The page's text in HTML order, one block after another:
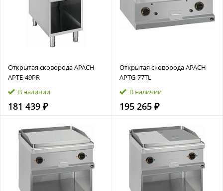
Открытая сковорода APACH
APTE‑49PR
В наличии
181 439 ₽
Открытая сковорода APACH
APTG‑77TL
В наличии
195 265 ₽